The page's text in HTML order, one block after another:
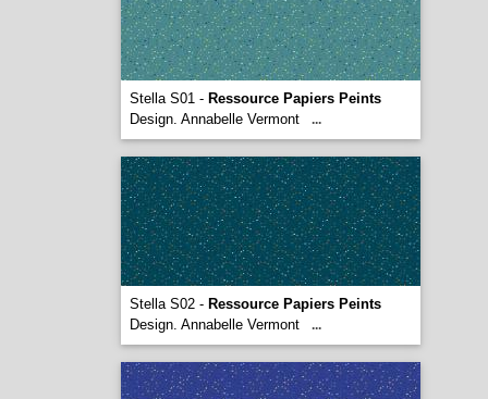
Stella S01 - Ressource Papiers Peints
Design. Annabelle Vermont
...
Stella S02 - Ressource Papiers Peints
Design. Annabelle Vermont
...